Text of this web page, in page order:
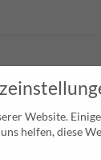
Website.
helfen, diese